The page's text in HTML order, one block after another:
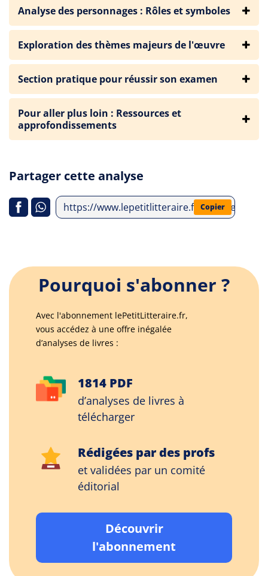
Analyse des personnages : Rôles et symboles
Exploration des thèmes majeurs de l'œuvre
Section pratique pour réussir son examen
Pour aller plus loin : Ressources et
approfondissements
Partager cette analyse
https://www.lepetitlitteraire.fr/analyses-
Copier
Pourquoi s'abonner ?
Avec l'abonnement lePetitLitteraire.fr,
vous accédez à une offre inégalée
d’analyses de livres :
1814 PDF
d’analyses de livres à
télécharger
Rédigées par des profs
et validées par un comité
éditorial
Découvrir
l'abonnement